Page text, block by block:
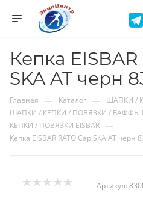
Кепка
SKA AT черн
Главная — Каталог — ШАПКИ /
ШАПКИ / КЕПКИ / ПОВЯЗКИ / БАФФЫ
КЕПКИ / ПОВЯЗКИ EISBAR —
Кепка EISBAR RATO Cap SKA AT черн
Артикул: